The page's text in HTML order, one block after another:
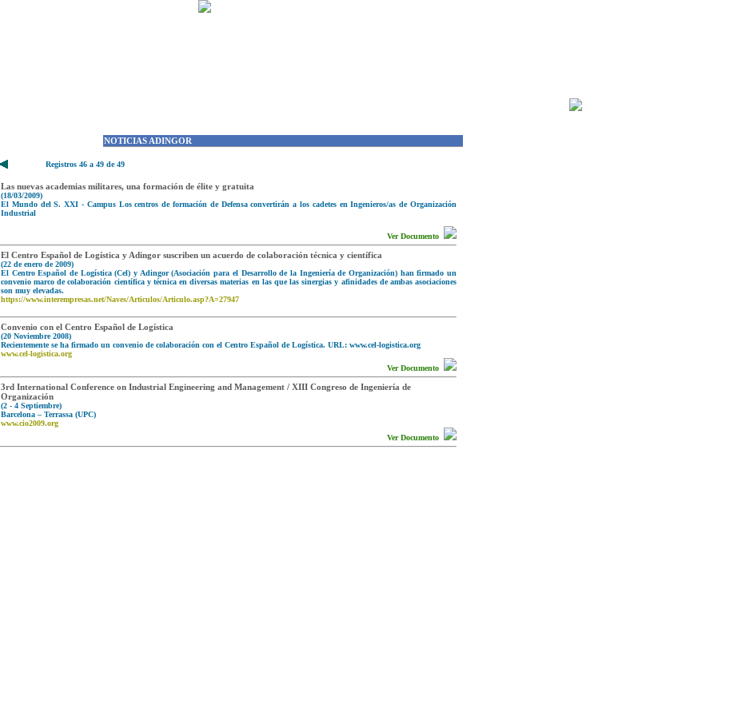
NOTICIAS ADINGOR
Las nuevas academias militares, una formación de élite y gratuita
(18/03/2009)
El Mundo del S. XXI - Campus Los centros de formación de Defensa convertirán a los cadetes en Ingenieros/as de Organización
Industrial
Ver Documento
El Centro Español de Logística y Adingor suscriben un acuerdo de colaboración técnica y científica
(22 de enero de 2009)
El Centro Español de Logística (Cel) y Adingor (Asociación para el Desarrollo de la Ingeniería de Organización) han firmado un
convenio marco de colaboración científica y técnica en diversas materias en las que las sinergias y afinidades de ambas asociaciones
son muy elevadas.
https://www.interempresas.net/Naves/Articulos/Articulo.asp?A=27947
Convenio con el Centro Español de Logística
(20 Noviembre 2008)
Recientemente se ha firmado un convenio de colaboración con el Centro Español de Logística. URL: www.cel-logistica.org
www.cel-logistica.org
Ver Documento
3rd International Conference on Industrial Engineering and Management / XIII Congreso de Ingeniería de
Organización
(2 - 4 Septiembre)
Barcelona – Terrassa (UPC)
www.cio2009.org
Ver Documento
Registros 46 a 49 de 49